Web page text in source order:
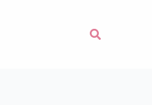
Cerca